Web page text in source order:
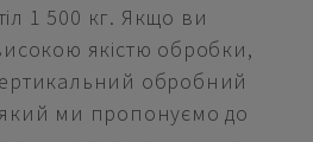
1 500 кг. Якщо ви
якістю обробки,
обробний
ми пропонуємо до